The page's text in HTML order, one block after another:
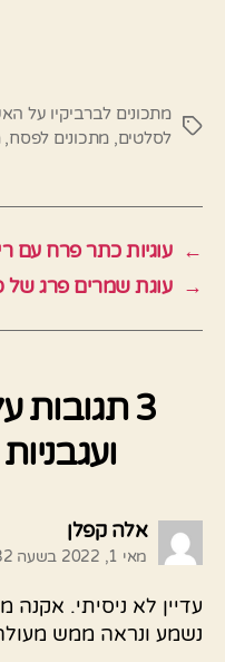
תגיות
מתכונים לברביקיו על
לסלטים, מתכונים לפסח,
← עוגיות כתר פרח עם
→ עוגת שמרים פרג
3 תגובות
אלה קפלן
מאי 1, 2022 בשעה 5:32 pm
עדיין לא ניסיתי.
נשמע ונראה ממש